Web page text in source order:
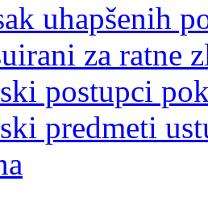
uhapšenih
za ratne
postupci
predmeti